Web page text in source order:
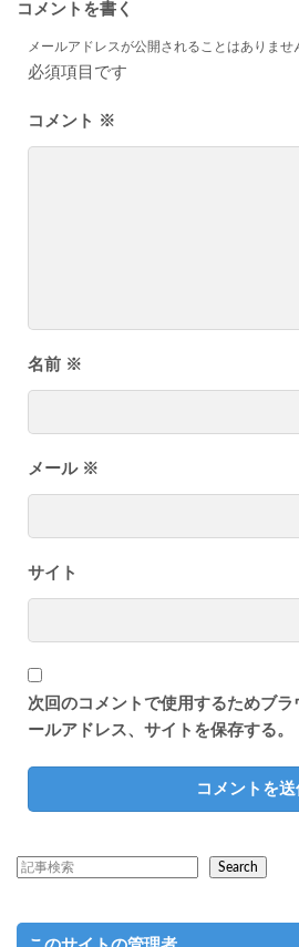
コメントを書く
メールアドレスが公開されることはありませ
必須項目です
コメント ※
名前 ※
メール ※
サイト
次回のコメントで使用するためブ
ールアドレス、サイトを保存する。
Search